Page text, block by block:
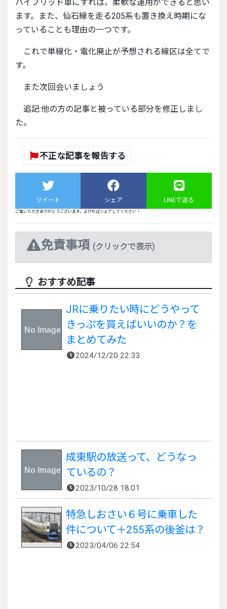
ハイブリッド車にすれば、柔軟な運用ができると思い
ます。また、仙石線を走る205系も置き換え時期にな
っていることも理由の一つです。
これで単線化・電化廃止が予想される線区は全てで
す。
また次回会いましょう
追記:他の方の記事と被っている部分を修正しまし
た。
不正な記事を報告する
ツイート シェア LINEで送る
ご覧いただきありがとうございます。よければシェアしてください！
免責事項 (クリックで表示)
おすすめ記事
JRに乗りたい時にどうやって
きっぷを買えばいいのか？を
まとめてみた
2024/12/20 22:33
成東駅の放送って、どうなっ
ているの？
2023/10/28 18:01
特急しおさい６号に乗車した
件について＋255系の後釜は？
2023/04/06 22:54